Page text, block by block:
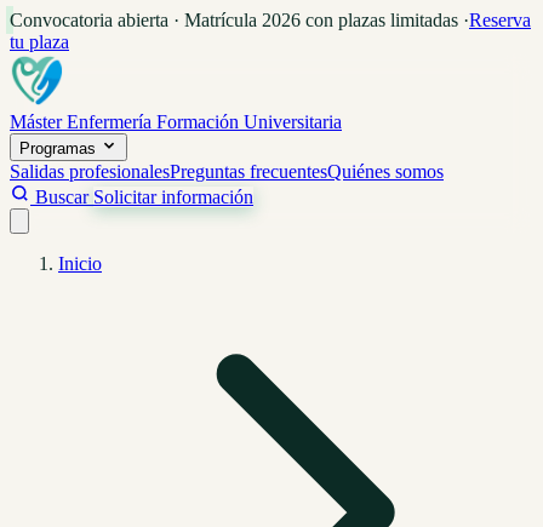
Convocatoria abierta · Matrícula 2026 con plazas limitadas ·Reserva
tu plaza
Máster Enfermería Formación Universitaria
Programas
Salidas profesionalesPreguntas frecuentesQuiénes somos
Buscar Solicitar información
Inicio